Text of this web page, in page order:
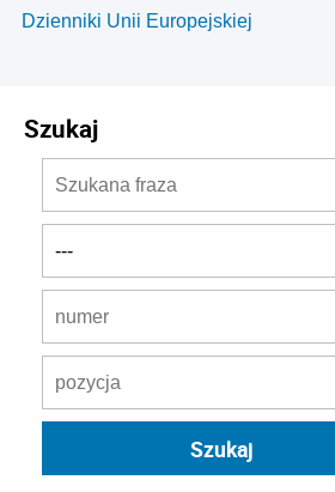
Dzienniki Unii Europejskiej
Szukaj